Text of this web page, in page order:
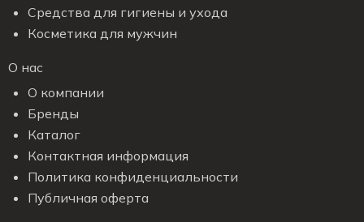
Средства для гигиены и ухода
Косметика для мужчин
О нас
О компании
Бренды
Каталог
Контактная информация
Политика конфиденциальности
Публичная оферта